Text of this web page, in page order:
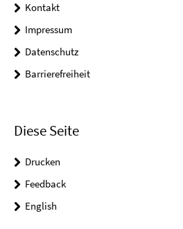
Kontakt
Impressum
Datenschutz
Barrierefreiheit
Diese Seite
Drucken
Feedback
English